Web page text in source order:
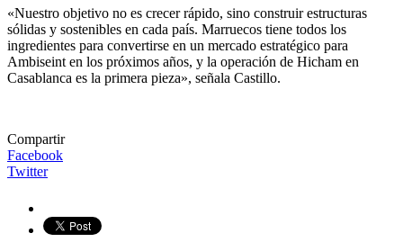
«Nuestro objetivo no es crecer rápido, sino construir estructuras
sólidas y sostenibles en cada país. Marruecos tiene todos los
ingredientes para convertirse en un mercado estratégico para
Ambiseint en los próximos años, y la operación de Hicham en
Casablanca es la primera pieza», señala Castillo.
Compartir
Facebook
Twitter